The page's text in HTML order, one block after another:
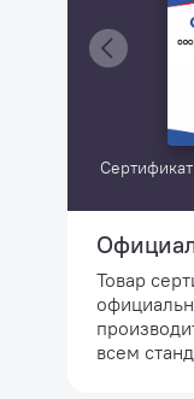
Товар
всем